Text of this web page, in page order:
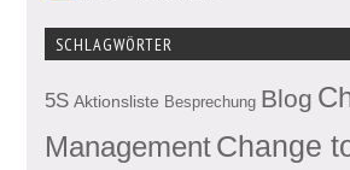
SCHLAGWÖRTER
5S Aktionsliste Besprechung Blog
ManagementChange